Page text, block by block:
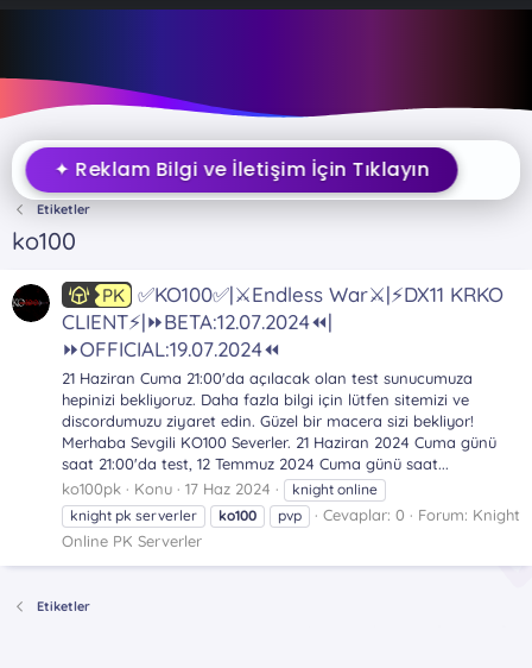
✦ Reklam Bilgi ve İletişim İçin Tıklayın
Etiketler
ko100
PK ✅KO100✅|⚔️Endless War⚔️|⚡DX11 KRKO
CLIENT⚡|⏩BETA:12.07.2024⏪|
⏩OFFICIAL:19.07.2024⏪
21 Haziran Cuma 21:00'da açılacak olan test sunucumuza
hepinizi bekliyoruz. Daha fazla bilgi için lütfen sitemizi ve
discordumuzu ziyaret edin. Güzel bir macera sizi bekliyor!
Merhaba Sevgili KO100 Severler. 21 Haziran 2024 Cuma günü
saat 21:00'da test, 12 Temmuz 2024 Cuma günü saat...
ko100pk
Konu 17 Haz 2024
knight online
knight pk serverler
ko100 pvp Cevaplar: 0 Forum: Knight
Online PK Serverler
Etiketler